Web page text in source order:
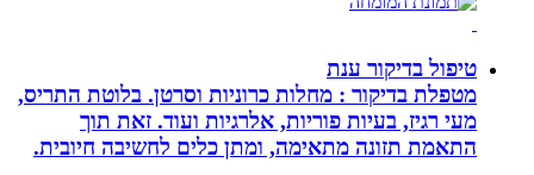
טיפול בדיקור ענת
מטפלת בדיקור : מחלות כרוניות וסרטן. בלוטת התריס,
מעי רגיז, בעיות פוריות, אלרגיות ועוד. זאת תוך
התאמת תזונה מתאימה, ומתן כלים לחשיבה חיובית.